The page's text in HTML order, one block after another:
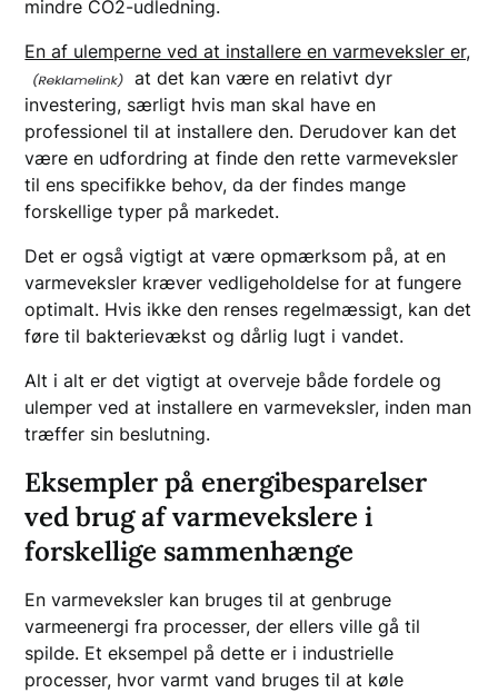
mindre CO2-udledning.
En af ulemperne ved at installere en varmeveksler er,
at det kan være en relativt dyr
investering, særligt hvis man skal have en
professionel til at installere den. Derudover kan det
være en udfordring at finde den rette varmeveksler
til ens specifikke behov, da der findes mange
forskellige typer på markedet.
Det er også vigtigt at være opmærksom på, at en
varmeveksler kræver vedligeholdelse for at fungere
optimalt. Hvis ikke den renses regelmæssigt, kan det
føre til bakterievækst og dårlig lugt i vandet.
Alt i alt er det vigtigt at overveje både fordele og
ulemper ved at installere en varmeveksler, inden man
træffer sin beslutning.
Eksempler på energibesparelser
ved brug af varmevekslere i
forskellige sammenhænge
En varmeveksler kan bruges til at genbruge
varmeenergi fra processer, der ellers ville gå til
spilde. Et eksempel på dette er i industrielle
processer, hvor varmt vand bruges til at køle